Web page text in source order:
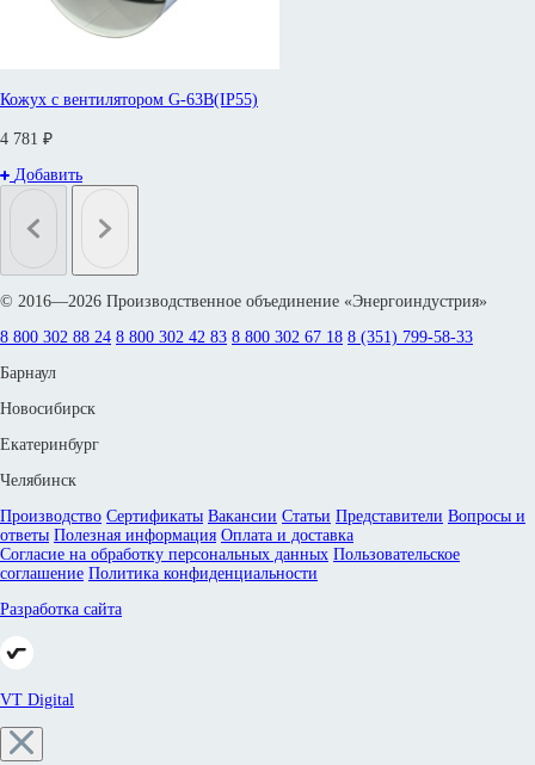
Кожух с вентилятором G-63B(IP55)
4 781 ₽
Добавить
© 2016—2026 Производственное объединение «Энергоиндустрия»
8 800 302 88 24 8 800 302 42 83 8 800 302 67 18 8 (351) 799-58-33
Барнаул
Новосибирск
Екатеринбург
Челябинск
Производство Сертификаты Вакансии Статьи Представители Вопросы и
ответы Полезная информация Оплата и доставка
Согласие на обработку персональных данных Пользовательское
соглашение Политика конфиденциальности
Разработка сайта
VT Digital